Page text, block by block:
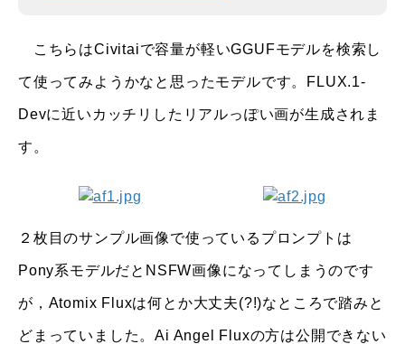
こちらはCivitaiで容量が軽いGGUFモデルを検索し
て使ってみようかなと思ったモデルです。FLUX.1-
Devに近いカッチリしたリアルっぽい画が生成されま
す。
２枚目のサンプル画像で使っているプロンプトは
Pony系モデルだとNSFW画像になってしまうのです
が，Atomix Fluxは何とか大丈夫(?!)なところで踏みと
どまっていました。Ai Angel Fluxの方は公開できない